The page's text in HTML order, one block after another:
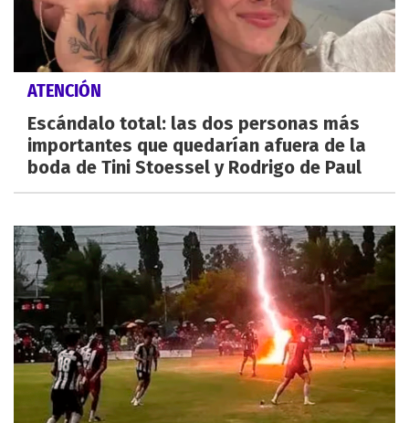
ATENCIÓN
Escándalo total: las dos personas más
importantes que quedarían afuera de la
boda de Tini Stoessel y Rodrigo de Paul